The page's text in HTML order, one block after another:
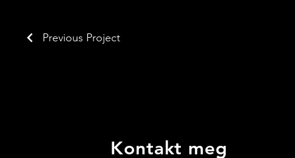
Previous Project
Kontakt meg